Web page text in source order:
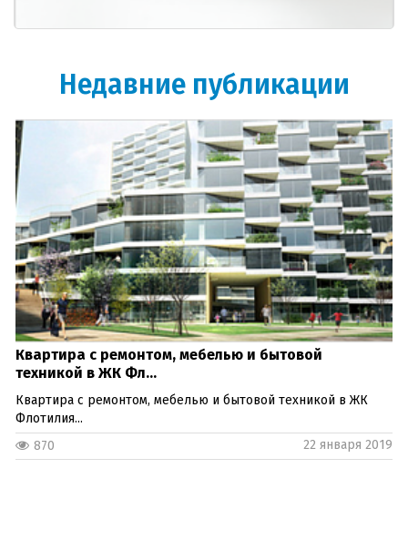
Недавние публикации
Квартира с ремонтом, мебелью и бытовой
техникой в ЖК Фл...
Квартира с ремонтом, мебелью и бытовой техникой в ЖК
Флотилия...
870
22 января 2019